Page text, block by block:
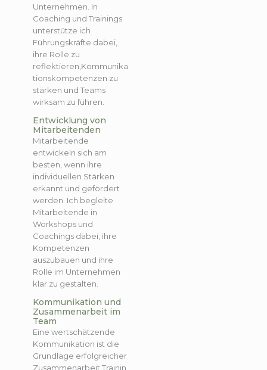
Unternehmen. In
Coaching und Trainings
unterstütze ich
Führungskräfte dabei,
ihre Rolle zu
reflektieren,Kommunika
tionskompetenzen zu
stärken und Teams
wirksam zu führen.
Entwicklung von
Mitarbeitenden
Mitarbeitende
entwickeln sich am
besten, wenn ihre
individuellen Stärken
erkannt und gefördert
werden. Ich begleite
Mitarbeitende in
Workshops und
Coachings dabei, ihre
Kompetenzen
auszubauen und ihre
Rolle im Unternehmen
klar zu gestalten.
Kommunikation und
Zusammenarbeit im
Team
Eine wertschätzende
Kommunikation ist die
Grundlage erfolgreicher
Zusammenarbeit.Trainin